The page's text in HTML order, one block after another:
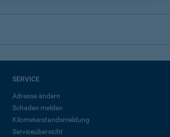
SERVICE
Adresse ändern
Schaden melden
Kilometerstandsmeldung
Serviceübersicht